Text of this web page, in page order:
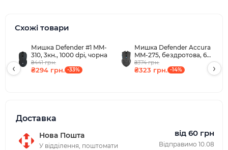
Схожі товари
Мишка Defender #1 MM-
310, 3кн., 1000 dpi, чорна
₴441 грн.
₴294 грн. -33%
Мишка Defender Accura
MM-275, бездротова, 6
кн. до 1600 dpi, синій
₴374 грн.
₴323 грн. -14%
‹ ›
Доставка
Нова Пошта
У відділення, поштомати
від 60 грн
Відправимо 10.08